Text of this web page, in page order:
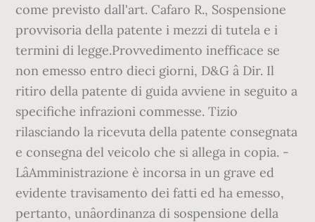
come previsto dall'art. Cafaro R., Sospensione
provvisoria della patente i mezzi di tutela e i
termini di legge.Provvedimento inefficace se
non emesso entro dieci giorni, D&G â Dir. Il
ritiro della patente di guida avviene in seguito a
specifiche infrazioni commesse. Tizio
rilasciando la ricevuta della patente consegnata
e consegna del veicolo che si allega in copia. -
LâAmministrazione è incorsa in un grave ed
evidente travisamento dei fatti ed ha emesso,
pertanto, unâordinanza di sospensione della